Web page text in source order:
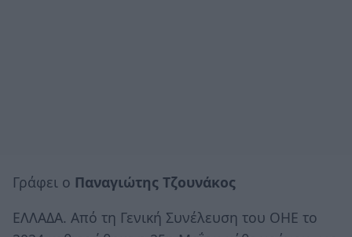
Γράφει ο Παναγιώτης Τζουνάκος
ΕΛΛΑΔΑ. Από τη Γενική Συνέλευση του ΟΗΕ το